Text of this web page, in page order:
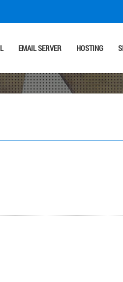
EMAIL SERVER HOSTING